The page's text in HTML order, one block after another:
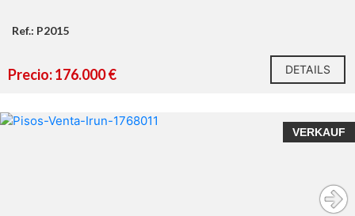
Ref.: P2015
Precio: 176.000 € DETAILS
VERKAUF